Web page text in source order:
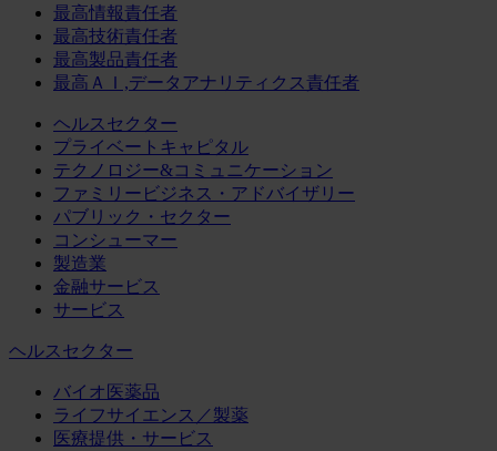
最高情報責任者
最高技術責任者
最高製品責任者
最高ＡＩ,データアナリティクス責任者
ヘルスセクター
プライベートキャピタル
テクノロジー&コミュニケーション
ファミリービジネス・アドバイザリー
パブリック・セクター
コンシューマー
製造業
金融サービス
サービス
ヘルスセクター
バイオ医薬品
ライフサイエンス／製薬
医療提供・サービス